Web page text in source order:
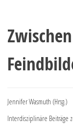
Jennifer Wasmuth (Hrsg.)
Interdisziplinäre Beiträge